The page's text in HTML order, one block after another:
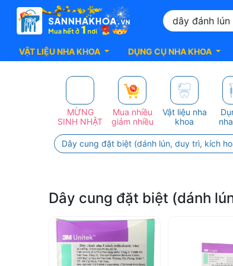
VẬT LIỆU NHA KHOA DỤNG CỤ NHA KHOA
MỪNG
SINH NHẬT
Mua nhiều
giảm nhiều
Vật liệu nha
khoa
Dây cung đặt biệt (dánh lún, duy trì, kích
Dây cung đặt biệt (dánh